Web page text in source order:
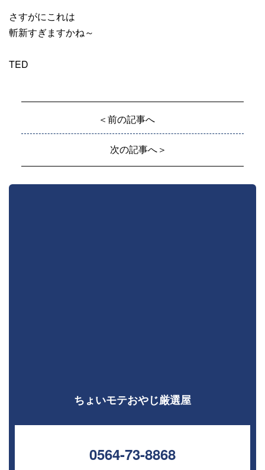
さすがにこれは
斬新すぎますかね～
TED
＜前の記事へ
次の記事へ＞
ちょいモテおやじ厳選屋
0564-73-8868⁣